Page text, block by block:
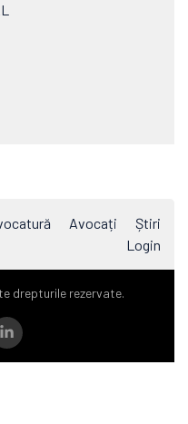
Avocați
Știri
Login
drepturile rezervate.